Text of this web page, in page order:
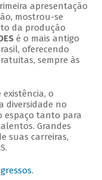
apresentação
mostrou-se
da produção
é o mais antigo
oferecendo
sempre às
o
diversidade no
espaço tanto para
Grandes
suas carreiras,
.